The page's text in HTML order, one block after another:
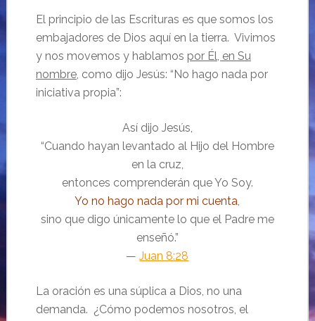
El principio de las Escrituras es que somos los
embajadores de Dios aquí en la tierra. Vivimos
y nos movemos y hablamos por Él, en Su
nombre, como dijo Jesús: “No hago nada por
iniciativa propia”:
Así dijo Jesús,
“Cuando hayan levantado al Hijo del Hombre
en la cruz,
entonces comprenderán que Yo Soy.
Yo no hago nada por mi cuenta,
sino que digo únicamente lo que el Padre me
enseñó.”
—Juan 8:28
La oración es una súplica a Dios, no una
demanda. ¿Cómo podemos nosotros, el